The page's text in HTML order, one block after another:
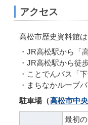
アクセス
高松市歴史資料館
・JR高松駅から「
・JR高松駅から徒
・ことでんバス「
・まちなかループ
駐車場（高松市中
最初